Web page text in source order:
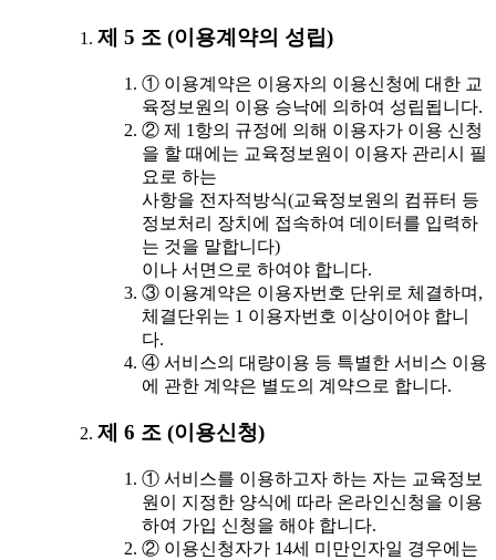
제 5 조 (이용계약의 성립)
① 이용계약은 이용자의 이용신청에 대한 교
육정보원의 이용 승낙에 의하여 성립됩니다.
② 제 1항의 규정에 의해 이용자가 이용 신청
을 할 때에는 교육정보원이 이용자 관리시 필
요로 하는
사항을 전자적방식(교육정보원의 컴퓨터 등
정보처리 장치에 접속하여 데이터를 입력하
는 것을 말합니다)
이나 서면으로 하여야 합니다.
③ 이용계약은 이용자번호 단위로 체결하며,
체결단위는 1 이용자번호 이상이어야 합니
다.
④ 서비스의 대량이용 등 특별한 서비스 이용
에 관한 계약은 별도의 계약으로 합니다.
제 6 조 (이용신청)
① 서비스를 이용하고자 하는 자는 교육정보
원이 지정한 양식에 따라 온라인신청을 이용
하여 가입 신청을 해야 합니다.
② 이용신청자가 14세 미만인자일 경우에는